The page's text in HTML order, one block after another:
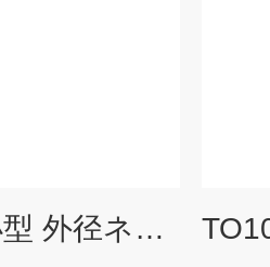
TI10-10精密小型 外径ネジ研削盤